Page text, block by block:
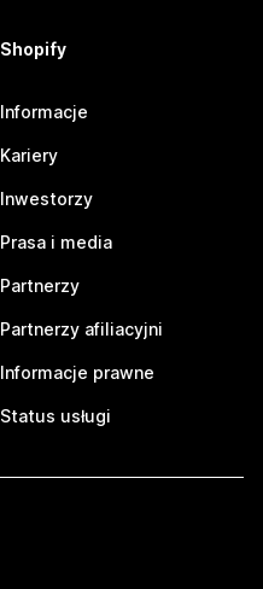
Shopify
Informacje
Kariery
Inwestorzy
Prasa i media
Partnerzy
Partnerzy afiliacyjni
Informacje prawne
Status usługi